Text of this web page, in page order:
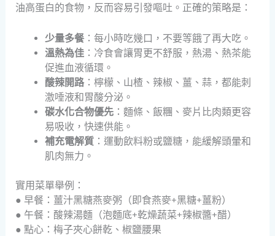
油高蛋白的食物，反而容易引發嘔吐。正確的策略是：
少量多餐：每小時吃幾口，不要等餓了再大吃。
溫熱為佳：冷食會讓胃更不舒服，熱湯、熱茶能
促進血液循環。
酸辣開路：檸檬、山楂、辣椒、薑、蒜，都能刺
激唾液和胃酸分泌。
碳水化合物優先：麵條、飯糰、麥片比肉類更容
易吸收，快速供能。
補充電解質：運動飲料粉或鹽糖，能緩解頭暈和
肌肉無力。
實用菜單舉例：
● 早餐：薑汁黑糖燕麥粥（即食燕麥+黑糖+薑粉）
● 午餐：酸辣湯麵（泡麵底+乾燥蔬菜+辣椒醬+醋）
● 點心：梅子夾心餅乾、椒鹽腰果